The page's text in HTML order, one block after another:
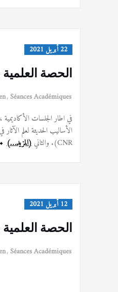
22 أبريل 2021
الحصة العلمية بتاريخ 29
,Séances Académiques
CNR). والثاني (المزيد…)
12 أبريل 2021
الحصة العلمية بتاريخ 16
,Séances Académiques